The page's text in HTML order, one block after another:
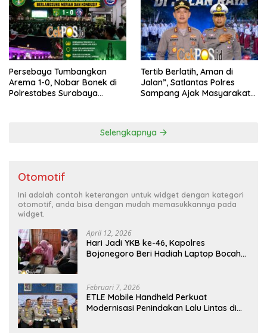
Persebaya Tumbangkan
Arema 1-0, Nobar Bonek di
Polrestabes Surabaya
Tertib Berlatih, Aman di
Jalan”, Satlantas Polres
Sampang Ajak Masyarakat
Selengkapnya
Otomotif
Ini adalah contoh keterangan untuk widget dengan kategori
otomotif, anda bisa dengan mudah memasukkannya pada
widget.
April 12, 2026
Hari Jadi YKB ke-46, Kapolres
Bojonegoro Beri Hadiah Laptop Bocah
Februari 7, 2026
ETLE Mobile Handheld Perkuat
Modernisasi Penindakan Lalu Lintas di